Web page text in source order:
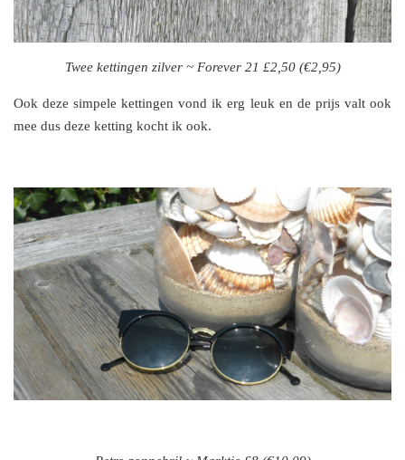
Twee kettingen zilver ~ Forever 21 £2,50 (€2,95)
Ook deze simpele kettingen vond ik erg leuk en de prijs valt ook
mee dus deze ketting kocht ik ook.